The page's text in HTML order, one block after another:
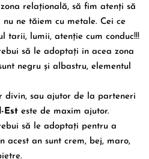
relațională, să fim atenți să
nu ne tăiem cu metale. Cei ce
tarii, lumii, atenție cum conduc!!!
să le adoptați in acea zona
negru și albastru, elementul
divin, sau ajutor de la parteneri
Est este de maxim ajutor.
să le adoptați pentru a
acest an sunt crem, bej, maro,